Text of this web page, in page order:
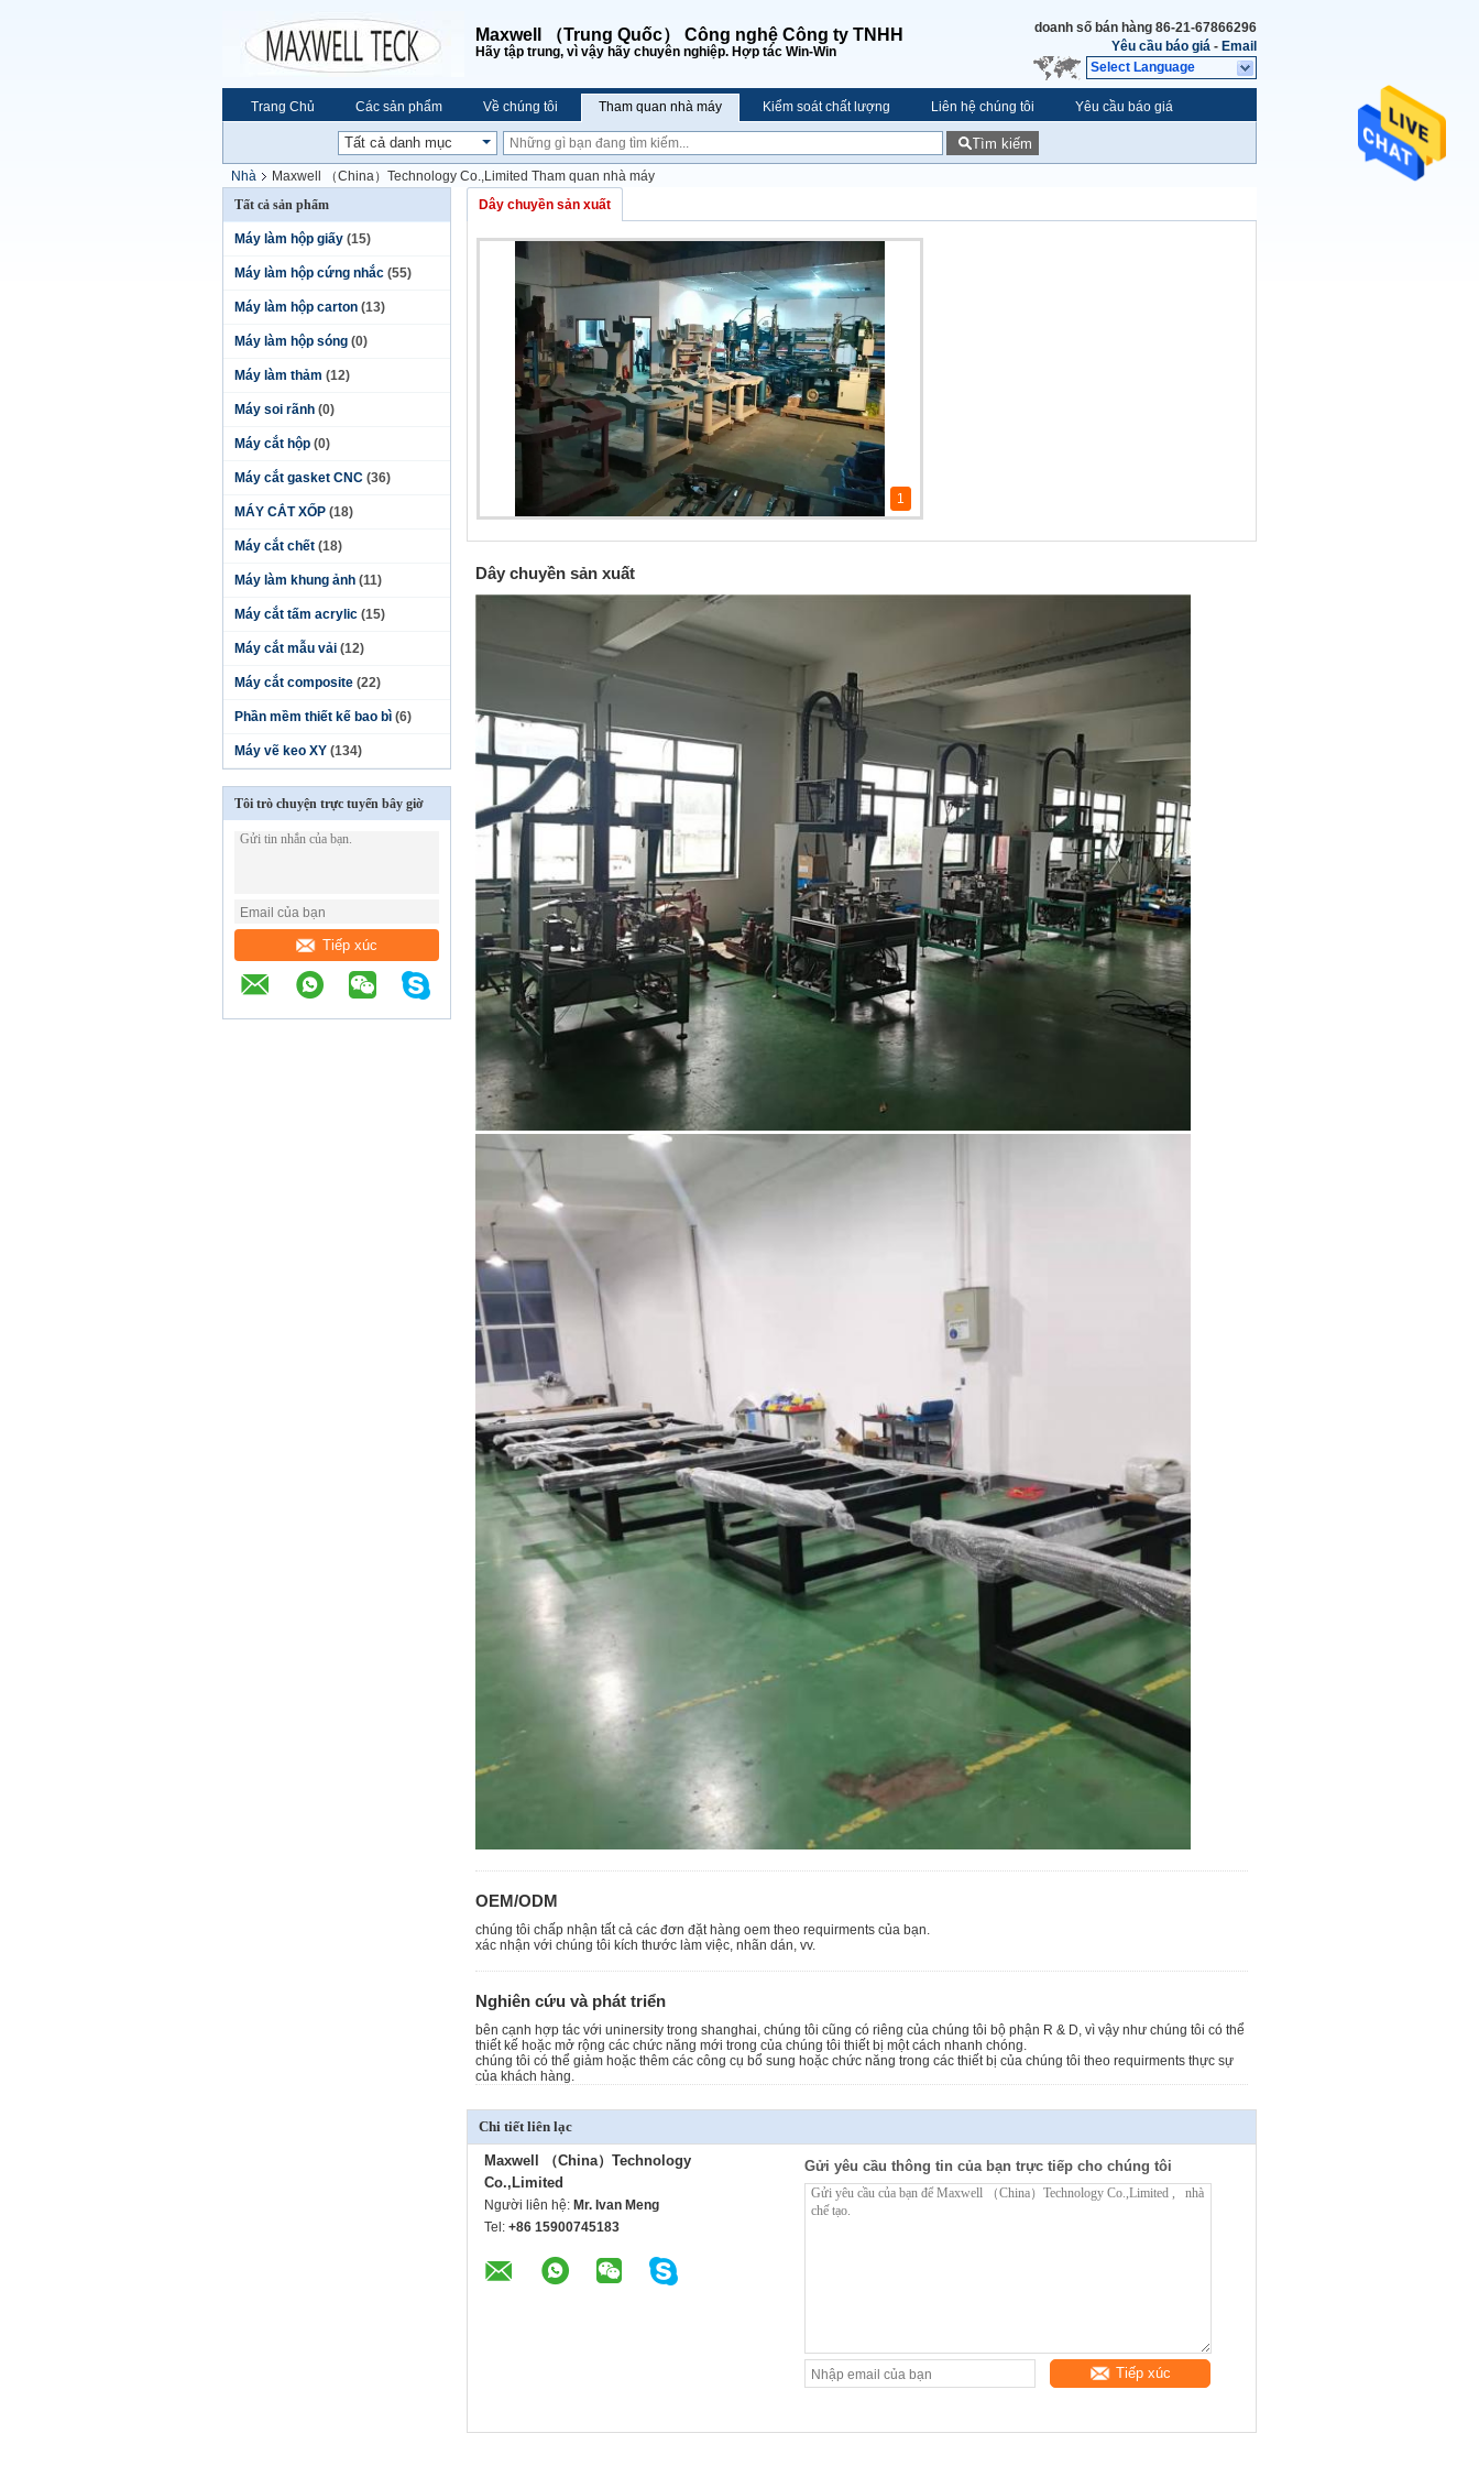
Maxwell （Trung Quốc） Công nghệ Công ty TNHH
Hãy tập trung, vì vậy hãy chuyên nghiệp. Hợp tác Win-Win
doanh số bán hàng 86-21-67866296
Yêu cầu báo giá - Email
Select Language
Trang Chủ Các sản phẩm Về chúng tôi Tham quan nhà máy Kiểm soát chất lượng Liên hệ chúng tôi Yêu cầu báo giá
Tìm kiếm
Nhà
Maxwell （China）Technology Co.,Limited Tham quan nhà máy
Tất cả sản phẩm
Máy làm hộp giấy (15)
Máy làm hộp cứng nhắc (55)
Máy làm hộp carton (13)
Máy làm hộp sóng (0)
Máy làm thảm (12)
Máy soi rãnh (0)
Máy cắt hộp (0)
Máy cắt gasket CNC (36)
MÁY CẮT XỐP (18)
Máy cắt chết (18)
Máy làm khung ảnh (11)
Máy cắt tấm acrylic (15)
Máy cắt mẫu vải (12)
Máy cắt composite (22)
Phần mềm thiết kế bao bì (6)
Máy vẽ keo XY (134)
Tôi trò chuyện trực tuyến bây giờ
Tiếp xúc
Dây chuyền sản xuất
1
Dây chuyền sản xuất
OEM/ODM
chúng tôi chấp nhận tất cả các đơn đặt hàng oem theo requirments của bạn.
xác nhận với chúng tôi kích thước làm việc, nhãn dán, vv.
Nghiên cứu và phát triển
bên cạnh hợp tác với uninersity trong shanghai, chúng tôi cũng có riêng của chúng tôi bộ phận R & D, vì vậy như chúng tôi có thể
thiết kế hoặc mở rộng các chức năng mới trong của chúng tôi thiết bị một cách nhanh chóng.
chúng tôi có thể giảm hoặc thêm các công cụ bổ sung hoặc chức năng trong các thiết bị của chúng tôi theo requirments thực sự
của khách hàng.
Chi tiết liên lạc
Maxwell （China）Technology
Co.,Limited
Người liên hệ: Mr. Ivan Meng
Tel: +86 15900745183
Gửi yêu cầu thông tin của bạn trực tiếp cho chúng tôi
Tiếp xúc